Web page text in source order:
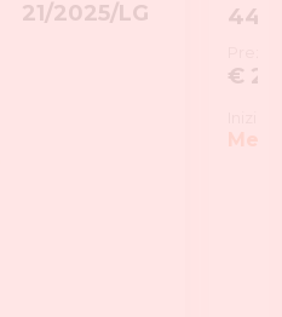
21/2025/LG
44/
€
Mer